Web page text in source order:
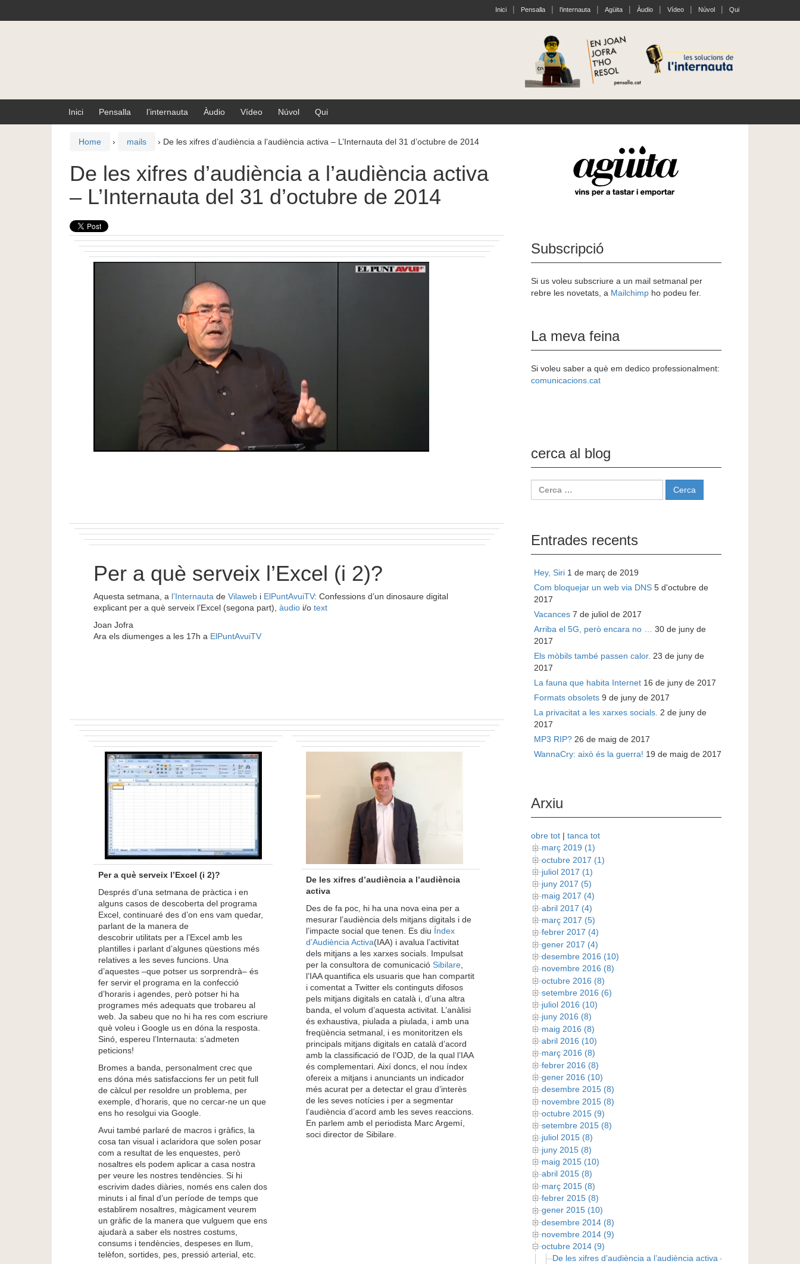
Inici Pensalla l’internauta Agüita Àudio Vídeo Núvol Qui
Inici Pensalla l’internauta Àudio Vídeo Núvol Qui
Home › mails › De les xifres d’audiència a l’audiència activa – L’Internauta del 31 d’octubre de 2014
De les xifres d’audiència a l’audiència activa
– L’Internauta del 31 d’octubre de 2014
Per a què serveix l’Excel (i 2)?
Aquesta setmana, a l’Internauta de Vilaweb i ElPuntAvuiTV: Confessions d’un dinosaure digital
explicant per a què serveix l’Excel (segona part), àudio i/o text
Joan Jofra
Ara els diumenges a les 17h a ElPuntAvuiTV
Per a què serveix l’Excel (i 2)?
Després d’una setmana de pràctica i en
alguns casos de descoberta del programa
Excel, continuaré des d’on ens vam quedar,
parlant de la manera de
descobrir utilitats per a l’Excel amb les
plantilles i parlant d’algunes qüestions més
relatives a les seves funcions. Una
d’aquestes –que potser us sorprendrà– és
fer servir el programa en la confecció
d’horaris i agendes, però potser hi ha
programes més adequats que trobareu al
web. Ja sabeu que no hi ha res com escriure
què voleu i Google us en dóna la resposta.
Sinó, espereu l’Internauta: s’admeten
peticions!
Bromes a banda, personalment crec que
ens dóna més satisfaccions fer un petit full
de càlcul per resoldre un problema, per
exemple, d’horaris, que no cercar-ne un que
ens ho resolgui via Google.
Avui també parlaré de macros i gràfics, la
cosa tan visual i aclaridora que solen posar
com a resultat de les enquestes, però
nosaltres els podem aplicar a casa nostra
per veure les nostres tendències. Si hi
escrivim dades diàries, només ens calen dos
minuts i al final d’un període de temps que
establirem nosaltres, màgicament veurem
un gràfic de la manera que vulguem que ens
ajudarà a saber els nostres costums,
consums i tendències, despeses en llum,
telèfon, sortides, pes, pressió arterial, etc.
De les xifres d’audiència a l’audiència
activa
Des de fa poc, hi ha una nova eina per a
mesurar l’audiència dels mitjans digitals i de
l’impacte social que tenen. Es diu Índex
d’Audiència Activa(IAA) i avalua l’activitat
dels mitjans a les xarxes socials. Impulsat
per la consultora de comunicació Sibilare,
l’IAA quantifica els usuaris que han compartit
i comentat a Twitter els continguts difosos
pels mitjans digitals en català i, d’una altra
banda, el volum d’aquesta activitat. L’anàlisi
és exhaustiva, piulada a piulada, i amb una
freqüència setmanal, i es monitoritzen els
principals mitjans digitals en català d’acord
amb la classificació de l’OJD, de la qual l’IAA
és complementari. Així doncs, el nou índex
ofereix a mitjans i anunciants un indicador
més acurat per a detectar el grau d’interès
de les seves notícies i per a segmentar
l’audiència d’acord amb les seves reaccions.
En parlem amb el periodista Marc Argemí,
soci director de Sibilare.
Subscripció
Si us voleu subscriure a un mail setmanal per
rebre les novetats, a Mailchimp ho podeu fer.
La meva feina
Si voleu saber a què em dedico professionalment:
comunicacions.cat
cerca al blog
Cerca:
Entrades recents
Hey, Siri 1 de març de 2019
Com bloquejar un web via DNS 5 d'octubre de
2017
Vacances 7 de juliol de 2017
Arriba el 5G, però encara no … 30 de juny de
2017
Els mòbils també passen calor. 23 de juny de
2017
La fauna que habita Internet 16 de juny de 2017
Formats obsolets 9 de juny de 2017
La privacitat a les xarxes socials. 2 de juny de
2017
MP3 RIP? 26 de maig de 2017
WannaCry: això és la guerra! 19 de maig de 2017
Arxiu
obre tot | tanca tot
març 2019 (1)
octubre 2017 (1)
juliol 2017 (1)
juny 2017 (5)
maig 2017 (4)
abril 2017 (4)
març 2017 (5)
febrer 2017 (4)
gener 2017 (4)
desembre 2016 (10)
novembre 2016 (8)
octubre 2016 (8)
setembre 2016 (6)
juliol 2016 (10)
juny 2016 (8)
maig 2016 (8)
abril 2016 (10)
març 2016 (8)
febrer 2016 (8)
gener 2016 (10)
desembre 2015 (8)
novembre 2015 (8)
octubre 2015 (9)
setembre 2015 (8)
juliol 2015 (8)
juny 2015 (8)
maig 2015 (10)
abril 2015 (8)
març 2015 (8)
febrer 2015 (8)
gener 2015 (10)
desembre 2014 (8)
novembre 2014 (9)
octubre 2014 (9)
De les xifres d’audiència a l’audiència activa – L’Internauta del